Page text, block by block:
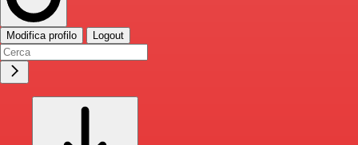
Modifica profilo Logout